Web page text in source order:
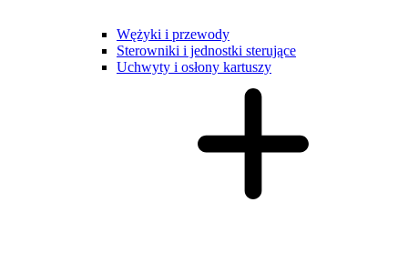
Wężyki i przewody
Sterowniki i jednostki sterujące
Uchwyty i osłony kartuszy